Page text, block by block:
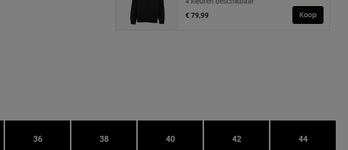
€ 79,99
Koop
36 38 40 42 44